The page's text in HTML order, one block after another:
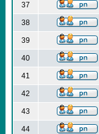
37
38
39
40
41
42
43
44